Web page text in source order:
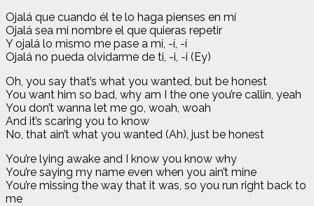
Ojalá que cuando él te lo haga pienses en mí
Ojalá sea mi nombre el que quieras repetir
Y ojalá lo mismo me pase a mí, -í, -í
Ojalá no pueda olvidarme de ti, -i, -i (Ey)
Oh, you say that’s what you wanted, but be honest
You want him so bad, why am I the one you’re callin, yeah
You don’t wanna let me go, woah, woah
And it’s scaring you to know
No, that ain’t what you wanted (Ah), just be honest
You’re lying awake and I know you know why
You’re saying my name even when you ain’t mine
You’re missing the way that it was, so you run right back to
me